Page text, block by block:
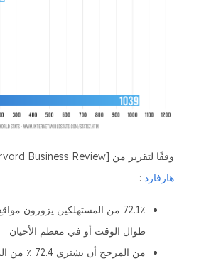
وفقًا لتقرير من [Harvard Business Review]
هارفارد:
72.1٪ من المستهلكين يزورون
طوال الوقت أو في معظم الأحيان
من المرجح أن